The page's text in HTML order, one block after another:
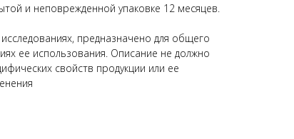
и неповрежденной упаковке 12 месяцев.
предназначено для общего
ее использования. Описание не должно
свойств продукции или ее